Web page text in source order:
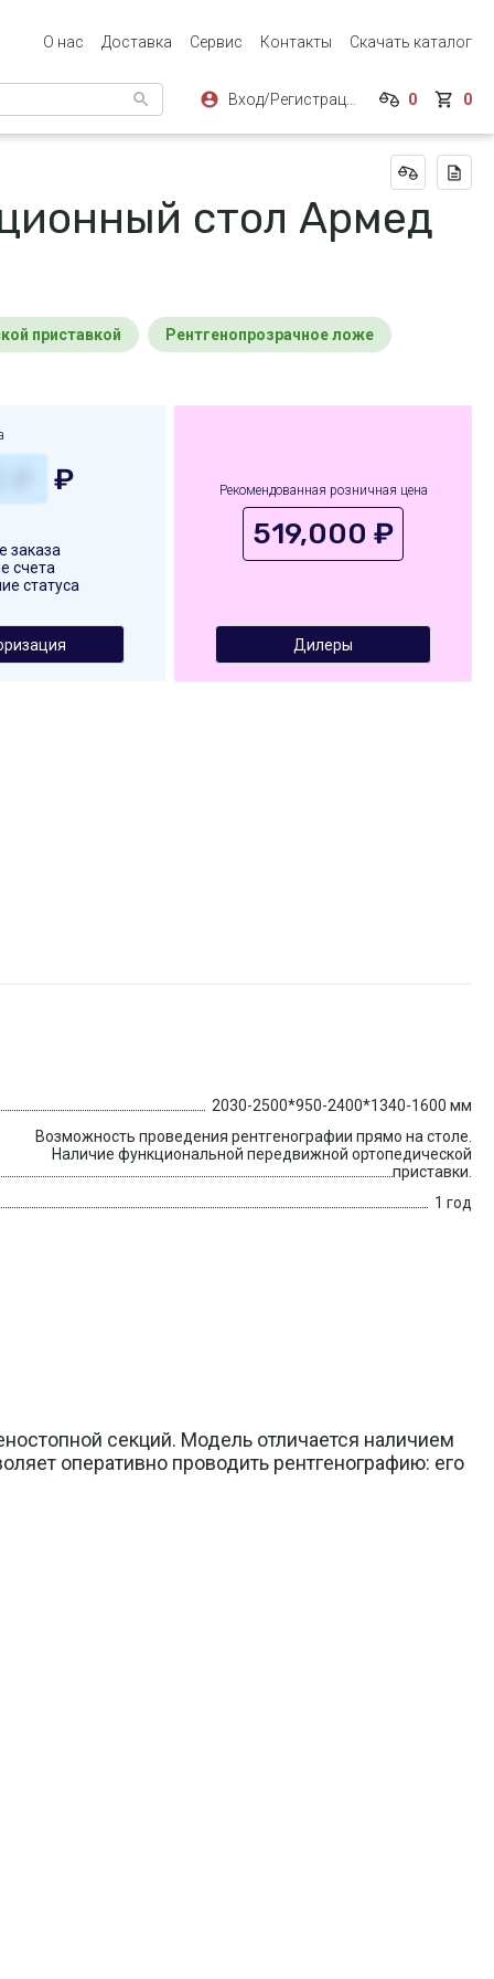
О нас Доставка Сервис Контакты Скачать каталог
0 0
стол Армед
приставкой Рентгенопрозрачное ложе
₽
заказа
счета
статуса
Рекомендованная розничная цена
519,000 ₽
Дилеры
2030-2500*950-2400*1340-1600 мм
Возможность проведения рентгенографии прямо на столе.
Наличие функциональной передвижной ортопедической
приставки.
1 год
секций. Модель отличается наличием
оперативно проводить рентгенографию: его